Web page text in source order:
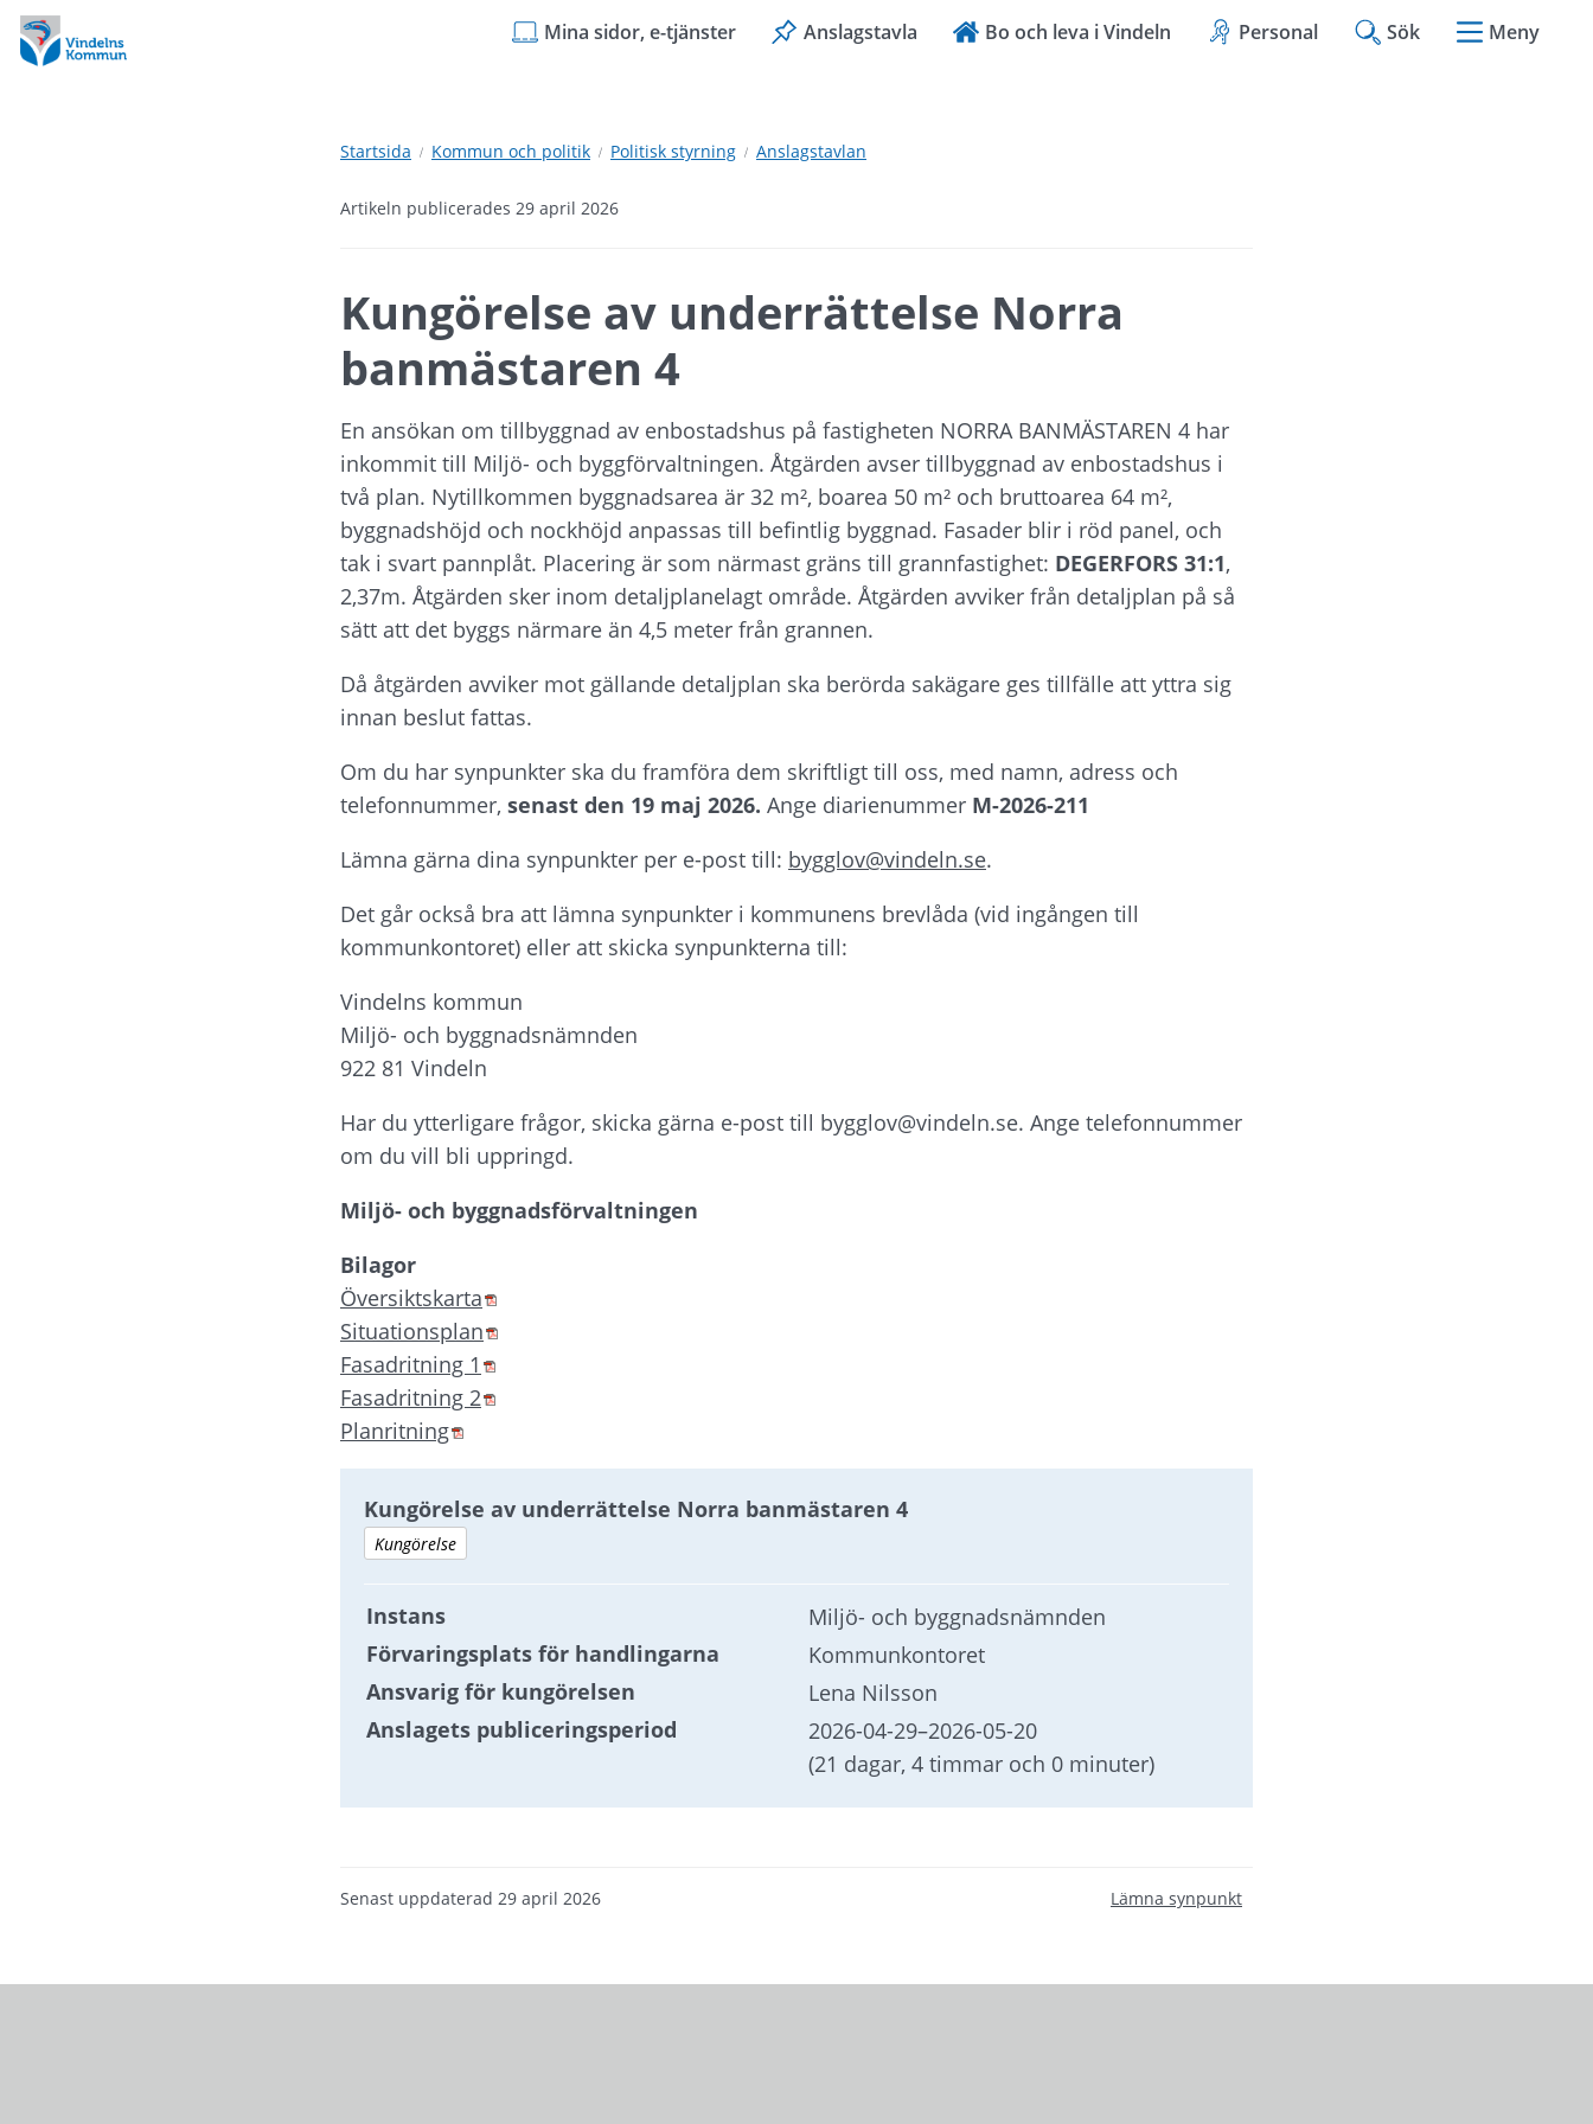
Hoppa
till
innehåll
Hoppa
till
undermeny
Mina sidor, e-tjänster Anslagstavla Bo och leva i Vindeln Personal Sök Meny
Startsida Kommun och politik Politisk styrning Anslagstavlan
Artikeln publicerades 29 april 2026
Kungörelse av underrättelse Norra
banmästaren 4
En ansökan om tillbyggnad av enbostadshus på fastigheten NORRA BANMÄSTAREN 4 har
inkommit till Miljö- och byggförvaltningen. Åtgärden avser tillbyggnad av enbostadshus i
två plan. Nytillkommen byggnadsarea är 32 m², boarea 50 m² och bruttoarea 64 m²,
byggnadshöjd och nockhöjd anpassas till befintlig byggnad. Fasader blir i röd panel, och
tak i svart pannplåt. Placering är som närmast gräns till grannfastighet: DEGERFORS 31:1,
2,37m. Åtgärden sker inom detaljplanelagt område. Åtgärden avviker från detaljplan på så
sätt att det byggs närmare än 4,5 meter från grannen.
Då åtgärden avviker mot gällande detaljplan ska berörda sakägare ges tillfälle att yttra sig
innan beslut fattas.
Om du har synpunkter ska du framföra dem skriftligt till oss, med namn, adress och
telefonnummer, senast den 19 maj 2026. Ange diarienummer M-2026-211
Lämna gärna dina synpunkter per e-post till: bygglov@vindeln.se.
Det går också bra att lämna synpunkter i kommunens brevlåda (vid ingången till
kommunkontoret) eller att skicka synpunkterna till:
Vindelns kommun
Miljö- och byggnadsnämnden
922 81 Vindeln
Har du ytterligare frågor, skicka gärna e-post till bygglov@vindeln.se. Ange telefonnummer
om du vill bli uppringd.
Miljö- och byggnadsförvaltningen
Bilagor
Översiktskarta Pdf, 334.7 kB, öppnas i nytt fönster.
Situationsplan Pdf, 74.9 kB, öppnas i nytt fönster.
Fasadritning 1 Pdf, 136.3 kB, öppnas i nytt fönster.
Fasadritning 2 Pdf, 93 kB, öppnas i nytt fönster.
Planritning Pdf, 111 kB, öppnas i nytt fönster.
Kungörelse av underrättelse Norra banmästaren 4
Kungörelse
Instans
Miljö- och byggnadsnämnden
Förvaringsplats för handlingarna
Kommunkontoret
Ansvarig för kungörelsen
Lena Nilsson
Anslagets publiceringsperiod
2026-04-29–2026-05-20
(21 dagar, 4 timmar och 0 minuter)
Senast uppdaterad 29 april 2026 Lämna synpunkt